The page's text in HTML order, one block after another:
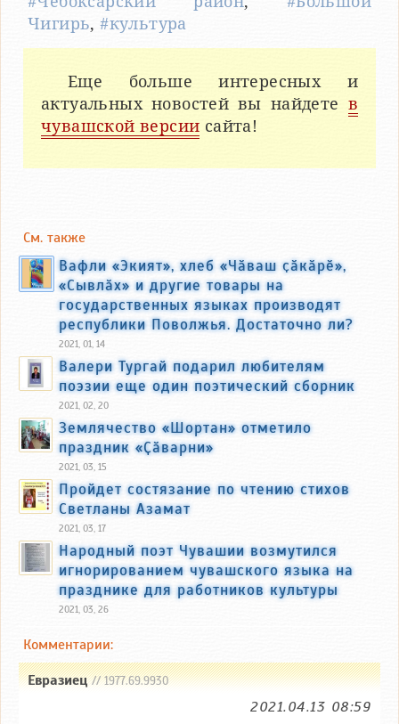
Чигирь,#культура
Еще больше интересных и
актуальных новостей вы найдете в
чувашской версии сайта!
См. также
Вафли «Экият», хлеб «Чӑваш ҫӑкӑрӗ»,
«Сывлӑх» и другие товары на
государственных языках производят
республики Поволжья. Достаточно ли?
2021, 01, 14
Валери Тургай подарил любителям
поэзии еще один поэтический сборник
2021, 02, 20
Землячество «Шортан» отметило
праздник «Ҫӑварни»
2021, 03, 15
Пройдет состязание по чтению стихов
Светланы Азамат
2021, 03, 17
Народный поэт Чувашии возмутился
игнорированием чувашского языка на
празднике для работников культуры
2021, 03, 26
Комментарии:
Евразиец// 1977.69.9930
2021.04.13 08:59